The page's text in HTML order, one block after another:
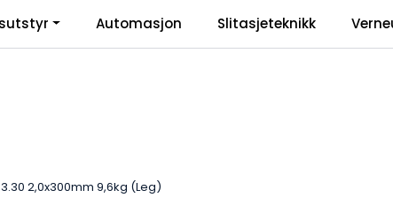
Automasjon Slitasjeteknikk
2,0x300mm 9,6kg (Leg)